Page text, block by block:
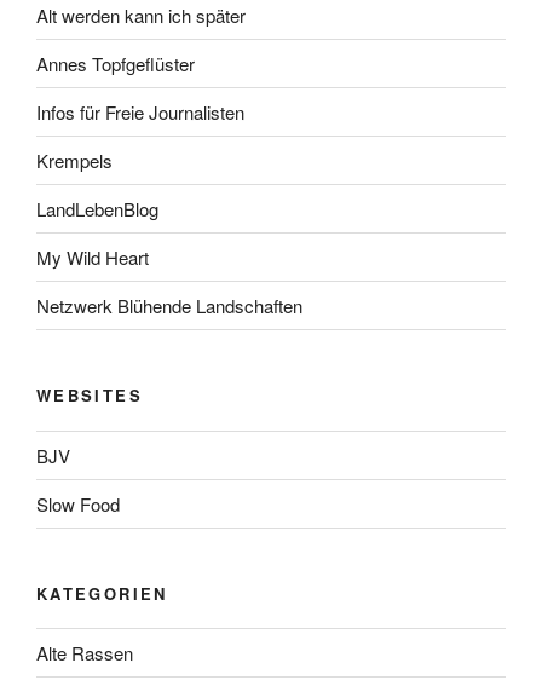
Alt werden kann ich später
Annes Topfgeflüster
Infos für Freie Journalisten
Krempels
LandLebenBlog
My Wild Heart
Netzwerk Blühende Landschaften
WEBSITES
BJV
Slow Food
KATEGORIEN
Alte Rassen